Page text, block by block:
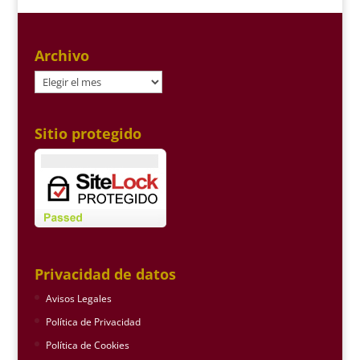
Archivo
Archivo
Sitio protegido
Privacidad de datos
Avisos Legales
Política de Privacidad
Política de Cookies